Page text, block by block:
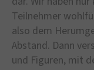
Teilnehmer
also dem
Abstand. Dann
und Figuren, mit